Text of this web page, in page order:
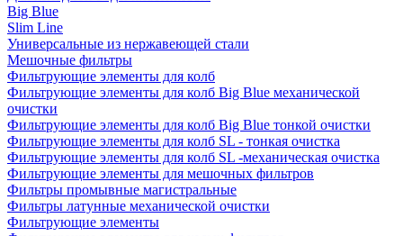
Big Blue
Slim Line
Универсальные из нержавеющей стали
Мешочные фильтры
Фильтрующие элементы для колб
Фильтрующие элементы для колб Big Blue механической
очистки
Фильтрующие элементы для колб Big Blue тонкой очистки
Фильтрующие элементы для колб SL - тонкая очистка
Фильтрующие элементы для колб SL -механическая очистка
Фильтрующие элементы для мешочных фильтров
Фильтры промывные магистральные
Фильтры латунные механической очистки
Фильтрующие элементы